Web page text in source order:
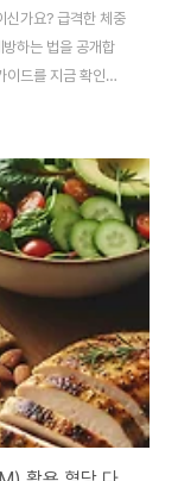
신가요? 급격한 체중
하는 법을 공개합
이드를 지금 확인하
용 전 필수 체크: 부
화제가 된 GLP-1
임을 바꿨습니다.
시 전문가가 학생
뒤에 숨은 '체성분